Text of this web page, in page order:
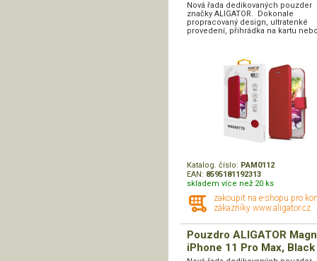
Nová řada dedikovaných pouzder
značky ALIGATOR. Dokonale
propracovaný design, ultratenké
provedení, přihrádka na kartu
Katalog. číslo: PAM0112
EAN: 8595181192313
skladem více než 20 ks
zakoupit na e-shopu pro
zákazníky www.aligator.cz
Pouzdro ALIGATOR
iPhone 11 Pro Max, Black